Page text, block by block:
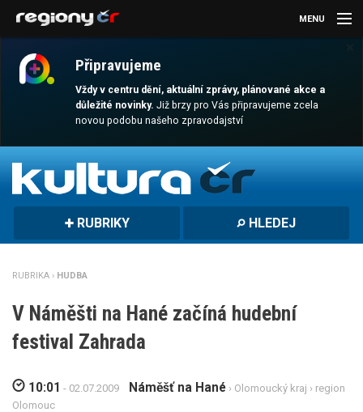
Připravujeme
Vždy v centru dění, aktuální zprávy, plánované akce a
důležité novinky.Již brzy pro Vás připravujeme zcela
novou podobu našeho zpravodajství
MENU
AKTUALITY
MAGAZÍN
RUBRIKY HLEDEJ
RUBRIKA › HUDBA
V Náměšti na Hané začíná hudební
festival Zahrada
10:01 - 02.07.2009 Náměšť na Hané › Olomoucký kraj › region
Olomouc